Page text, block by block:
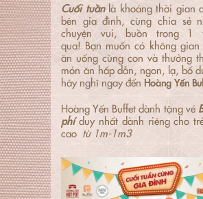
Cuối tuầnlà khoảng thời gian
bên gia đình, cùng chia sẻ
chuyện vui, buồn trong 1
qua! Bạn muốn có không
ăn uống cùng con và thưởng
món ăn hấp dẫn, ngon, lạ, bổ
hãy nghĩ ngay đến Hoàng Yến
Hoàng Yến Buffet dành tặng vé
phí duy nhất dành riêng cho
cao từ 1m-1m3